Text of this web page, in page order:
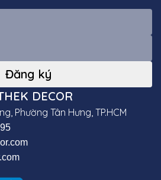
DECOR
Phường Tân Hưng, TP.HCM